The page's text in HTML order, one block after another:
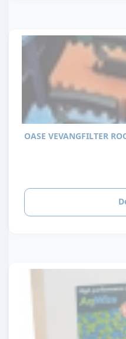
OASE VEVANGFILTER